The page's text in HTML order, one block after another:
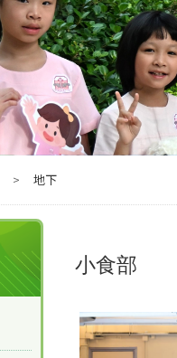
> 地下
小食部